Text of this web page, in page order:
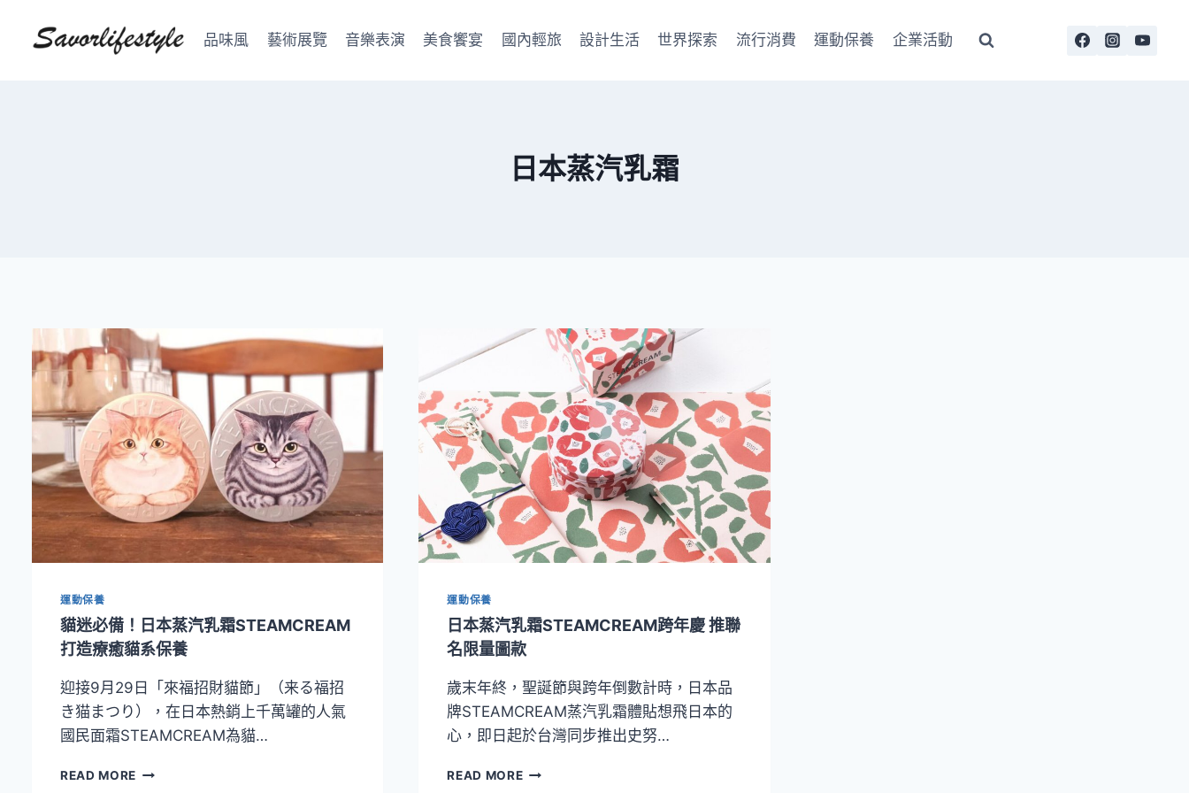
品味風 藝術展覽 音樂表演 美食饗宴 國內輕旅 設計生活 世界探索 流行消費 運動保養 企業活動
日本蒸汽乳霜
運動保養
貓迷必備！日本蒸汽乳霜STEAMCREAM
打造療癒貓系保養
迎接9月29日「來福招財貓節」（来る福招
き猫まつり），在日本熱銷上千萬罐的人氣
國民面霜STEAMCREAM為貓…
READ MORE
運動保養
日本蒸汽乳霜STEAMCREAM跨年慶 推聯
名限量圖款
歲末年終，聖誕節與跨年倒數計時，日本品
牌STEAMCREAM蒸汽乳霜體貼想飛日本的
心，即日起於台灣同步推出史努…
READ MORE日